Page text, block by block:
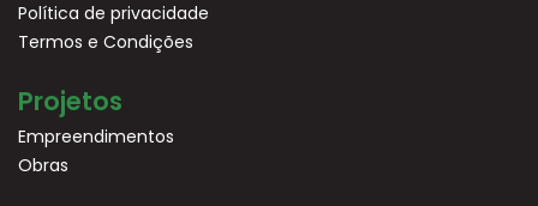
Política de privacidade
Termos e Condições
Projetos
Empreendimentos
Obras